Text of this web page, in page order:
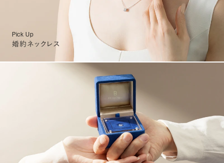
Pick Up
婚約ネックレス